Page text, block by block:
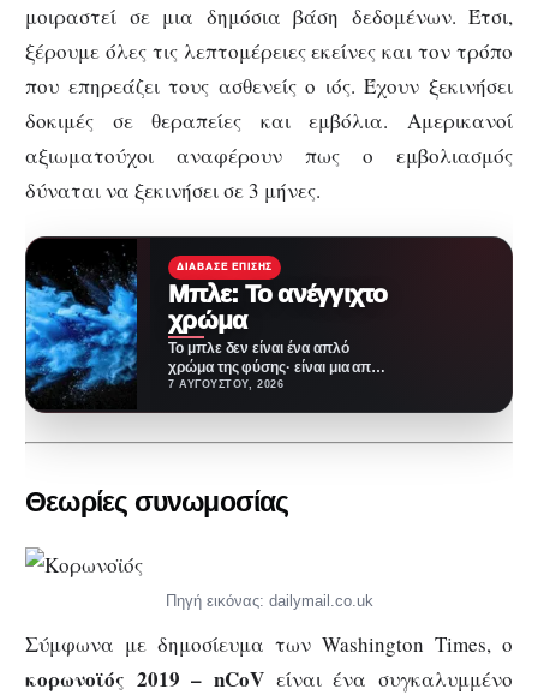
μοιραστεί σε μια δημόσια βάση δεδομένων. Έτσι,
ξέρουμε όλες τις λεπτομέρειες εκείνες και τον τρόπο
που επηρεάζει τους ασθενείς ο ιός. Έχουν ξεκινήσει
δοκιμές σε θεραπείες και εμβόλια. Αμερικανοί
αξιωματούχοι αναφέρουν πως ο εμβολιασμός
δύναται να ξεκινήσει σε 3 μήνες.
ΔΙΆΒΑΣΕ ΕΠΊΣΗΣ
Μπλε: Το ανέγγιχτο
χρώμα
Το μπλε δεν είναι ένα απλό
χρώμα της φύσης· είναι μια από
τις πιο επιτυχημένες
7 ΑΥΓΟΎΣΤΟΥ, 2026
Θεωρίες συνωμοσίας
Πηγή εικόνας: dailymail.co.uk
Σύμφωνα με δημοσίευμα των Washington Times, ο
κορωνοϊός 2019 – nCoV είναι ένα συγκαλυμμένο